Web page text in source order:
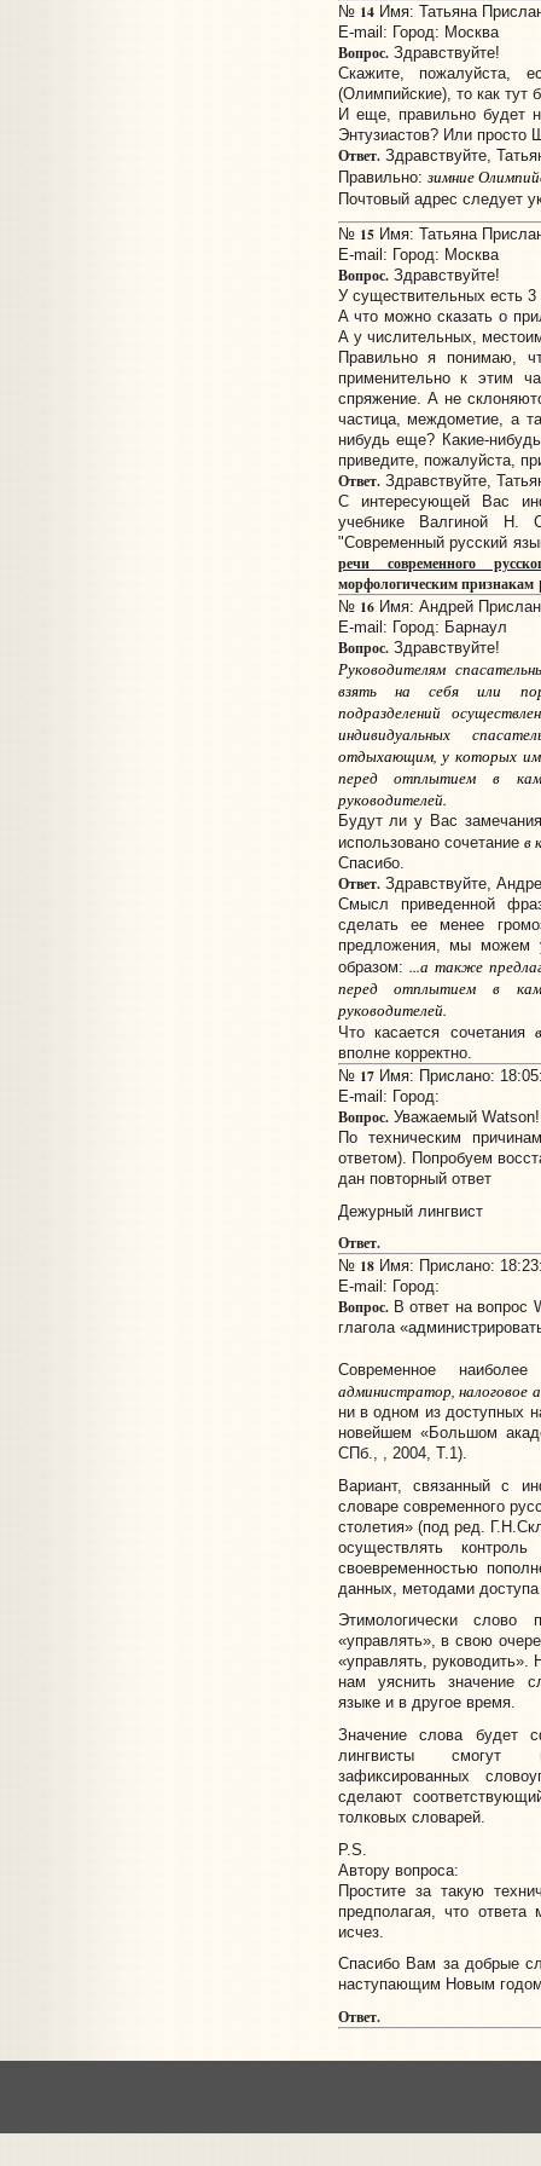
№ 14Имя: Татьяна
E-mail: Город: Москва
Вопрос.Здравствуйте!
Скажите, пожалуйста,
(Олимпийские), то как тут
И еще, правильно будет
Энтузиастов? Или просто
Ответ.Здравствуйте,
Правильно: зимние
Почтовый адрес следует
№ 15Имя: Татьяна
E-mail: Город: Москва
Вопрос.Здравствуйте!
У существительных есть 3
А что можно сказать о
А у числительных,
Правильно я понимаю,
применительно к этим
спряжение. А не
частица, междометие, а
нибудь еще? Какие-
приведите, пожалуйста,
Ответ.Здравствуйте,
С интересующей Вас
учебнике Валгиной
"Современный русский
речи современного
морфологическим признакам
№ 16Имя: Андрей
E-mail: Город: Барнаул
Вопрос.Здравствуйте!
Руководителям
взять на себя или
подразделений
индивидуальных
отдыхающим, у которых
перед отплытием в
руководителей.
Будут ли у Вас
использовано сочетание в
Спасибо.
Ответ.Здравствуйте,
Смысл приведенной
сделать ее менее
предложения, мы можем
образом:...а также
перед отплытием в
руководителей.
Что касается сочетания
вполне корректно.
№ 17Имя: Прислано:
E-mail: Город:
Вопрос.Уважаемый Watson!
По техническим
ответом). Попробуем
дан повторный ответ
Дежурный лингвист
Ответ.
№ 18Имя: Прислано:
E-mail: Город:
Вопрос.В ответ на вопрос
глагола
Современное
администратор, налоговое
ни в одном из доступных
новейшем «Большом
СПб., , 2004, Т.1).
Вариант, связанный с
словаре современного
столетия» (под ред.
осуществлять
своевременностью
данных, методами
Этимологически слово
«управлять», в свою
«управлять,
нам уяснить значение
языке и в другое время.
Значение слова будет
лингвисты смогут
зафиксированных
сделают
толковых словарей.
P.S.
Автору вопроса:
Простите за такую
предполагая, что
исчез.
Спасибо Вам за добрые
наступающим Новым
Ответ.